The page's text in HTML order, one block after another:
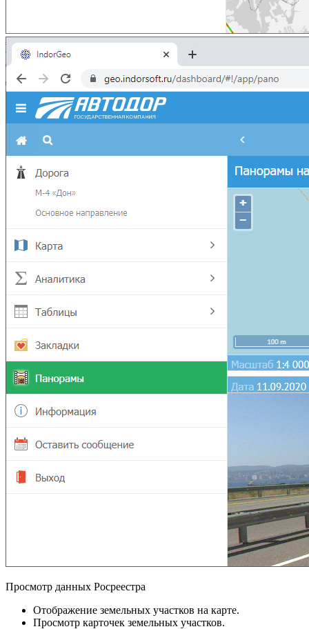
Просмотр данных Росреестра
Отображение земельных участков на карте.
Просмотр карточек земельных участков.